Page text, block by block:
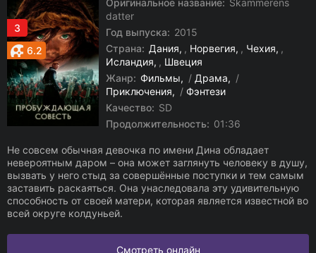
3
6.2
Оригинальное название: Skammerens
datter
Год выпуска: 2015
Страна: Дания , Норвегия , Чехия ,
Исландия , Швеция
Жанр: Фильмы / Драма
/
Приключения
/ Фэнтези
Качество: SD
Продолжительность: 01:36
Не совсем обычная девочка по имени Дина обладает
невероятным даром – она может заглянуть человеку в душу,
вызвать у него стыд за совершённые поступки и тем самым
заставить раскаяться. Она унаследовала эту удивительную
способность от своей матери, которая является известной во
всей округе колдуньей.
Смотреть онлайн